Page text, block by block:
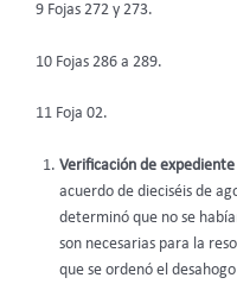
9 Fojas 272 y 273.
10 Fojas 286 a 289.
11 Foja 02.
Verificación de
acuerdo de dieciséis de
determinó que no se
son necesarias para la
que se ordenó el